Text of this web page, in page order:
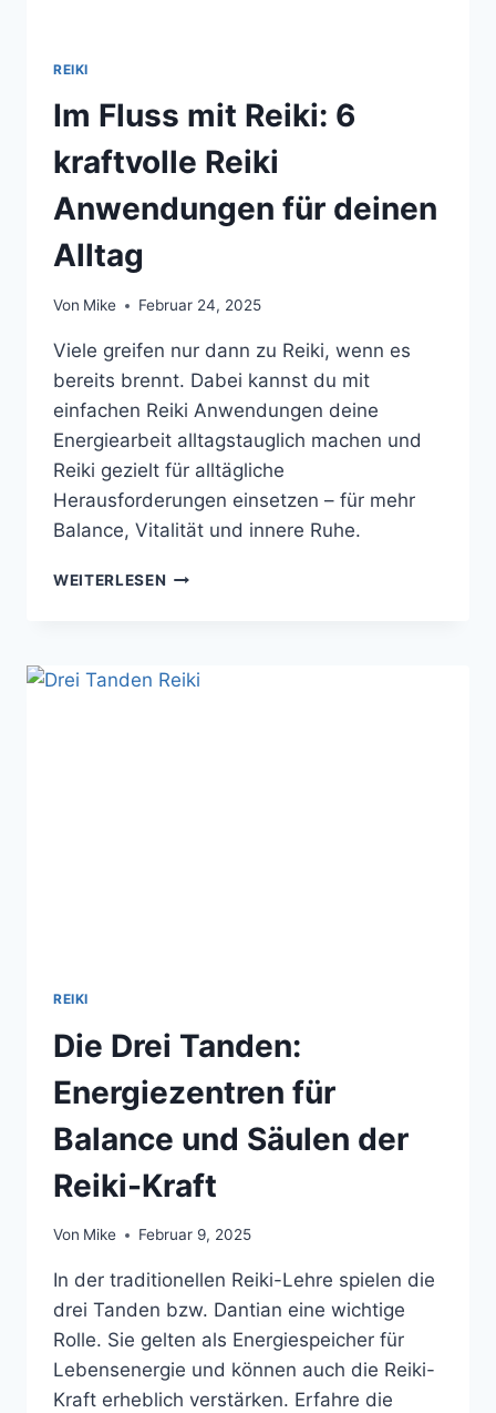
REIKI
Im Fluss mit Reiki: 6
kraftvolle Reiki
Anwendungen für deinen
Alltag
Von Mike Februar 24, 2025
Viele greifen nur dann zu Reiki, wenn es
bereits brennt. Dabei kannst du mit
einfachen Reiki Anwendungen deine
Energiearbeit alltagstauglich machen und
Reiki gezielt für alltägliche
Herausforderungen einsetzen – für mehr
Balance, Vitalität und innere Ruhe.
WEITERLESEN
KRAFTVOLLE
REIKI
Die Drei Tanden:
Energiezentren für
Balance und Säulen der
Reiki-Kraft
Von Mike Februar 9, 2025
In der traditionellen Reiki-Lehre spielen die
drei Tanden bzw. Dantian eine wichtige
Rolle. Sie gelten als Energiespeicher für
Lebensenergie und können auch die Reiki-
Kraft erheblich verstärken. Erfahre die